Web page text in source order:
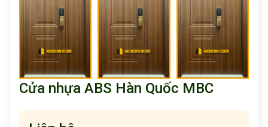
Cửa nhựa ABS Hàn Quốc MBC